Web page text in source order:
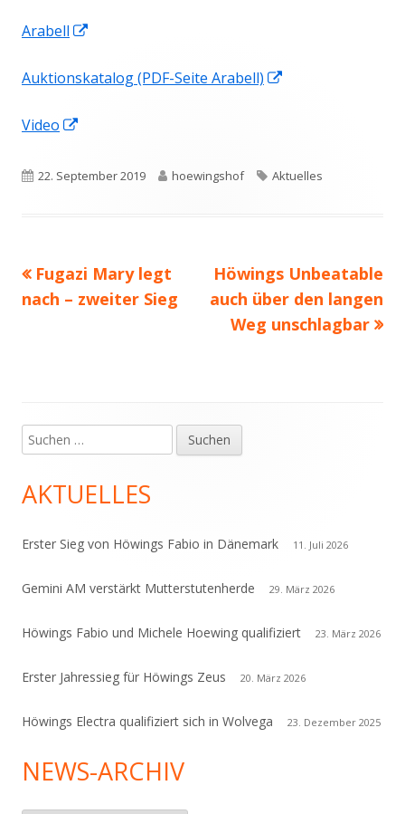
Arabell
Fenster
Auktionskatalog (PDF-Seite Arabell)
Video
Fenster
Veröffentlicht
22. September 2019 Autor
hoewingshof Schlagwörter
Aktuelles
Beitragsnavigation
Vorheriger
Beitrag:
Fugazi Mary legt
nach – zweiter Sieg
Nächster
Beitrag
Höwings Unbeatable
auch über den langen
Weg unschlagbar
Haupt-
Seitenleiste
Suchen
nach:
AKTUELLES
Erster Sieg von Höwings Fabio in Dänemark 11. Juli 2026
Gemini AM verstärkt Mutterstutenherde 29. März 2026
Höwings Fabio und Michele Hoewing qualifiziert 23. März 2026
Erster Jahressieg für Höwings Zeus 20. März 2026
Höwings Electra qualifiziert sich in Wolvega 23. Dezember 2025
NEWS-ARCHIV